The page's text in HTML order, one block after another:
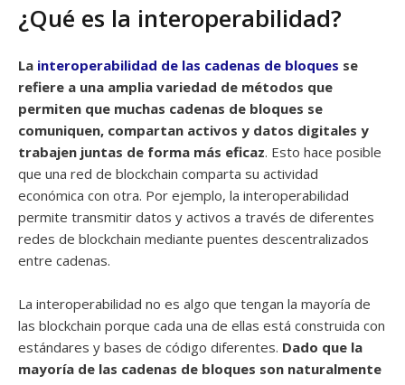
¿Qué es la interoperabilidad?
La interoperabilidad de las cadenas de bloques se
refiere a una amplia variedad de métodos que
permiten que muchas cadenas de bloques se
comuniquen, compartan activos y datos digitales y
trabajen juntas de forma más eficaz. Esto hace posible
que una red de blockchain comparta su actividad
económica con otra. Por ejemplo, la interoperabilidad
permite transmitir datos y activos a través de diferentes
redes de blockchain mediante puentes descentralizados
entre cadenas.
La interoperabilidad no es algo que tengan la mayoría de
las blockchain porque cada una de ellas está construida con
estándares y bases de código diferentes. Dado que la
mayoría de las cadenas de bloques son naturalmente